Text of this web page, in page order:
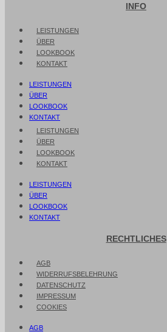
INFO
LEISTUNGEN
ÜBER
LOOKBOOK
KONTAKT
LEISTUNGEN
ÜBER
LOOKBOOK
KONTAKT
LEISTUNGEN
ÜBER
LOOKBOOK
KONTAKT
LEISTUNGEN
ÜBER
LOOKBOOK
KONTAKT
RECHTLICHES
AGB
WIDERRUFSBELEHRUNG
DATENSCHUTZ
IMPRESSUM
COOKIES
AGB